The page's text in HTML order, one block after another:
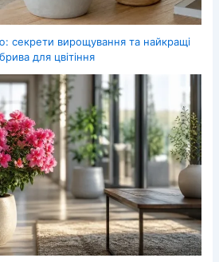
секрети вирощування та найкращі
для цвітіння